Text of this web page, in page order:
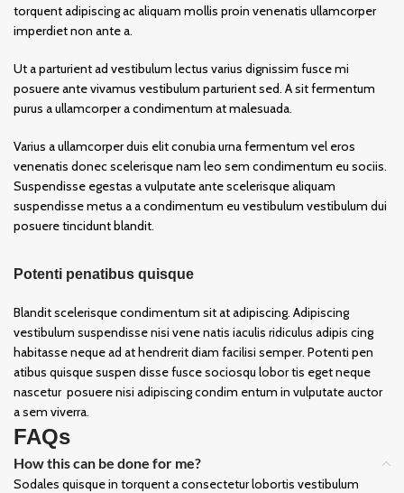
torquent adipiscing ac aliquam mollis proin venenatis ullamcorper
imperdiet non ante a.
Ut a parturient ad vestibulum lectus varius dignissim fusce mi
posuere ante vivamus vestibulum parturient sed. A sit fermentum
purus a ullamcorper a condimentum at malesuada.
Varius a ullamcorper duis elit conubia urna fermentum vel eros
venenatis donec scelerisque nam leo sem condimentum eu sociis.
Suspendisse egestas a vulputate ante scelerisque aliquam
suspendisse metus a a condimentum eu vestibulum vestibulum dui
posuere tincidunt blandit.
Potenti penatibus quisque
Blandit scelerisque condimentum sit at adipiscing. Adipiscing
vestibulum suspendisse nisi vene natis iaculis ridiculus adipis cing
habitasse neque ad at hendrerit diam facilisi semper. Potenti pen
atibus quisque suspen disse fusce sociosqu lobor tis eget neque
nascetur posuere nisi adipiscing condim entum in vulputate auctor
a sem viverra.
FAQs
How this can be done for me?
Sodales quisque in torquent a consectetur lobortis vestibulum